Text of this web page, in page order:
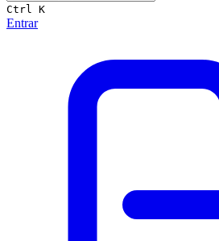
Ctrl K
Entrar